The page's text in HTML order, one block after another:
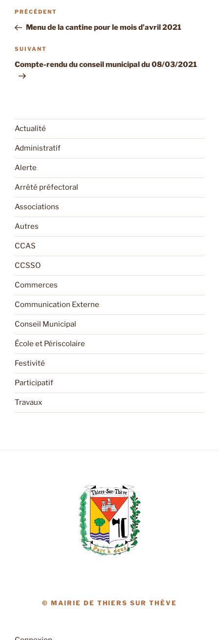
Navigation
l’article
Article
précédent
PRÉCÉDENT
Menu de la cantine pour le mois d’avril 2021
Article
suivant
SUIVANT
Compte-rendu du conseil municipal du 08/03/2021
Actualité
Administratif
Alerte
Arrêté préfectoral
Associations
Autres
CCAS
CCSSO
Commerces
Communication Externe
Conseil Municipal
École et Périscolaire
Festivité
Participatif
Travaux
© MAIRIE DE THIERS SUR THÈVE